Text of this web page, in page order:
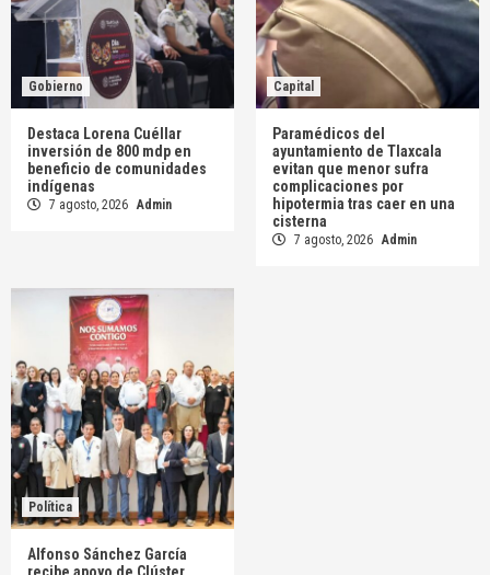
Gobierno
Destaca Lorena Cuéllar
inversión de 800 mdp en
beneficio de comunidades
indígenas
7 agosto, 2026 Admin
Capital
Paramédicos del
ayuntamiento de Tlaxcala
evitan que menor sufra
complicaciones por
hipotermia tras caer en una
cisterna
7 agosto, 2026 Admin
Política
Alfonso Sánchez García
recibe apoyo de Clúster